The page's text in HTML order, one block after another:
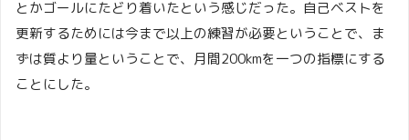
とかゴールにたどり着いたという感じだった。自己ベストを
更新するためには今まで以上の練習が必要ということで、ま
ずは質より量ということで、月間200kmを一つの指標にする
ことにした。